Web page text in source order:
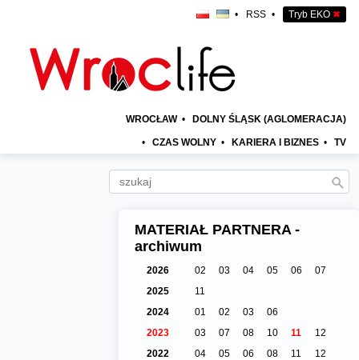
• RSS • Tryb EKO ✖
WROCŁAW • DOLNY ŚLĄSK (AGLOMERACJA)
• CZAS WOLNY • KARIERA I BIZNES • TV
MATERIAŁ PARTNERA -
archiwum
2026 02 03 04 05 06
07
2025
11
2024
01 02 03
06
2023
03 07 08 10 11
12
2022
04 05 06 08 11 12